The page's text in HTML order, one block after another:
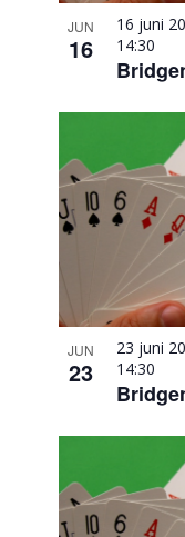
JUN
16
16 juni
14:30
JUN
23
23 juni
14:30